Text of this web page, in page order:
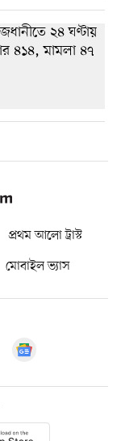
প্রথম আলো ট্রাস্ট
মোবাইল ভ্যাস